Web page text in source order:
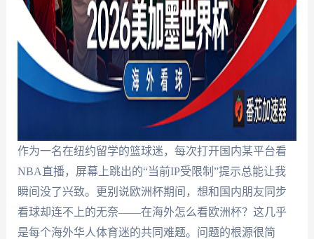
作为一名在纽约留学的篮球迷，每次打开国内某平台看
NBA直播，屏幕上跳出的“当前IP受限制”提示总能让我
瞬间没了兴致。更别说欧洲杯期间，想和国内朋友同步
看球却连不上的无奈——在海外怎么看欧洲杯？这几乎
是每个海外华人体育迷的共同难题。问题的根源很简